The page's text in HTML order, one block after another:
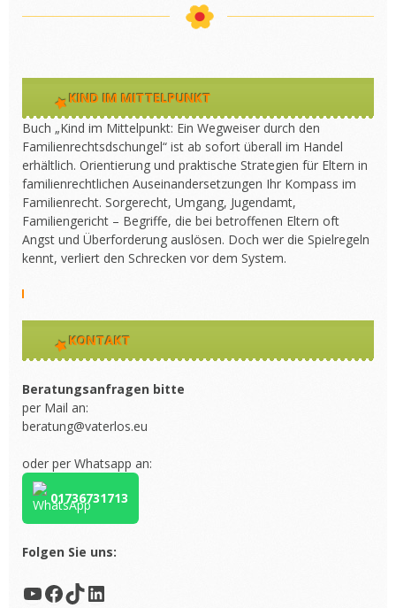
KIND IM MITTELPUNKT
Buch „Kind im Mittelpunkt: Ein Wegweiser durch den
Familienrechtsdschungel“ ist ab sofort überall im Handel
erhältlich. Orientierung und praktische Strategien für Eltern in
familienrechtlichen Auseinandersetzungen Ihr Kompass im
Familienrecht. Sorgerecht, Umgang, Jugendamt,
Familiengericht – Begriffe, die bei betroffenen Eltern oft
Angst und Überforderung auslösen. Doch wer die Spielregeln
kennt, verliert den Schrecken vor dem System.
KONTAKT
Beratungsanfragen bitte
per Mail an:
beratung@vaterlos.eu
oder per Whatsapp an:
01736731713
Folgen Sie uns:
YouTube
Facebook
TikTok
LinkedIn